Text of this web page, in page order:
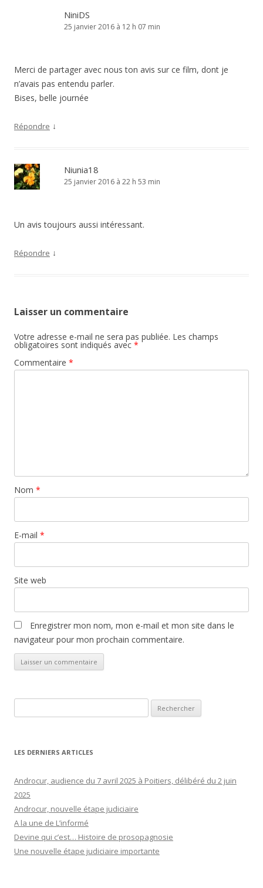
NiniDS
25 janvier 2016 à 12 h 07 min
Merci de partager avec nous ton avis sur ce film, dont je
n’avais pas entendu parler.
Bises, belle journée
Répondre ↓
Niunia18
25 janvier 2016 à 22 h 53 min
Un avis toujours aussi intéressant.
Répondre ↓
Laisser un commentaire
Votre adresse e-mail ne sera pas publiée. Les champs
obligatoires sont indiqués avec *
Commentaire *
Nom *
E-mail *
Site web
Enregistrer mon nom, mon e-mail et mon site dans le
navigateur pour mon prochain commentaire.
LES DERNIERS ARTICLES
Androcur, audience du 7 avril 2025 à Poitiers, délibéré du 2 juin
2025
Androcur, nouvelle étape judiciaire
A la une de L’informé
Devine qui c’est… Histoire de prosopagnosie
Une nouvelle étape judiciaire importante